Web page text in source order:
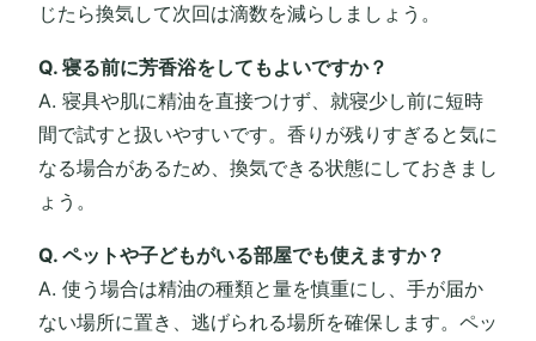
じたら換気して次回は滴数を減らしましょう。
Q. 寝る前に芳香浴をしてもよいですか？
A. 寝具や肌に精油を直接つけず、就寝少し前に短時
間で試すと扱いやすいです。香りが残りすぎると気に
なる場合があるため、換気できる状態にしておきまし
ょう。
Q. ペットや子どもがいる部屋でも使えますか？
A. 使う場合は精油の種類と量を慎重にし、手が届か
ない場所に置き、逃げられる場所を確保します。ペッ